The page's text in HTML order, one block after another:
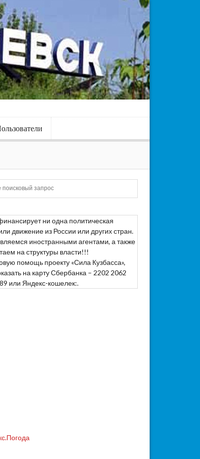
ни одна политическая
движение из России или других стран.
иностранными агентами, а также
на структуры власти!!!
помощь проекту «Сила Кузбасса»,
на карту Сбербанка – 2202 2062
или Яндекс-кошелек:.